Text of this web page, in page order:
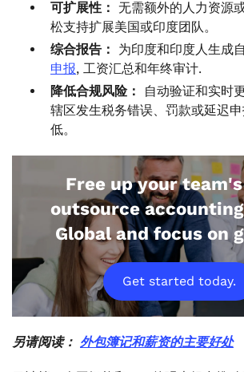
可扩展性： 无需额外的人力资源
松支持扩展美国或印度团队。
综合报告：
为印度和印度人生成
申报, 工资汇总和年终审计.
降低合规风险：
自动验证和实时
辖区发生税务错误、罚款或延迟
低。
Free up your
outsource
Global and focus on
Get started today.
另请阅读： 外包簿记和薪资的主要好处